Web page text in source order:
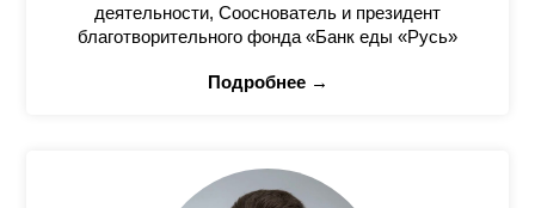
деятельности, Сооснователь и президент
благотворительного фонда «Банк еды «Русь»
Подробнее →